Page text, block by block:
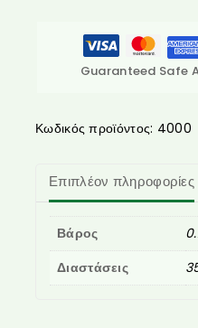
Guaranteed Safe
Κωδικός προϊόντος: 4000
Επιπλέον πληροφορίες
Βάρος
Διαστάσεις